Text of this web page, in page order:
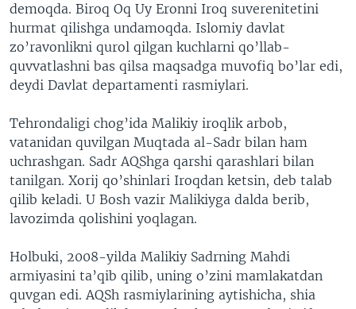
demoqda. Biroq Oq Uy Eronni Iroq suverenitetini
hurmat qilishga undamoqda. Islomiy davlat
zo’ravonlikni qurol qilgan kuchlarni qo’llab-
quvvatlashni bas qilsa maqsadga muvofiq bo’lar edi,
deydi Davlat departamenti rasmiylari.
Tehrondaligi chog’ida Malikiy iroqlik arbob,
vatanidan quvilgan Muqtada al-Sadr bilan ham
uchrashgan. Sadr AQShga qarshi qarashlari bilan
tanilgan. Xorij qo’shinlari Iroqdan ketsin, deb talab
qilib keladi. U Bosh vazir Malikiyga dalda berib,
lavozimda qolishini yoqlagan.
Holbuki, 2008-yilda Malikiy Sadrning Mahdi
armiyasini ta’qib qilib, uning o’zini mamlakatdan
quvgan edi. AQSh rasmiylarining aytishicha, shia